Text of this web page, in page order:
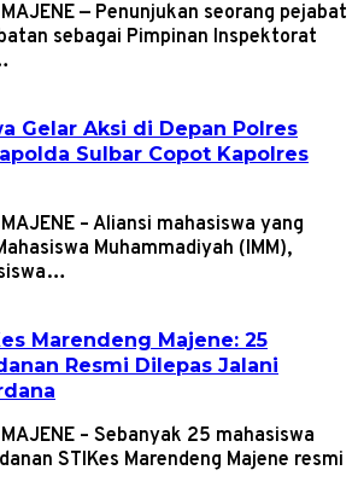
— Penunjukan seorang pejabat
sebagai Pimpinan Inspektorat
Gelar Aksi di Depan Polres
Sulbar Copot Kapolres
– Aliansi mahasiswa yang
Muhammadiyah (IMM),
Marendeng Majene: 25
Resmi Dilepas Jalani
– Sebanyak 25 mahasiswa
STIKes Marendeng Majene resmi